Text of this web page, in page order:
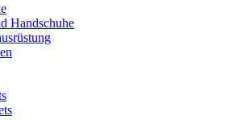
Handschuhe